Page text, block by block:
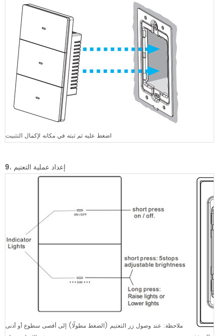
اضغط عليه ثم ثبته في مكانه لإكمال التثبيت
9، إعداد عملية التعتيم
ملاحظة: عند وصول زر التعتيم (الضغط مطولًا) إلى أقصى سطوع أو أدنى